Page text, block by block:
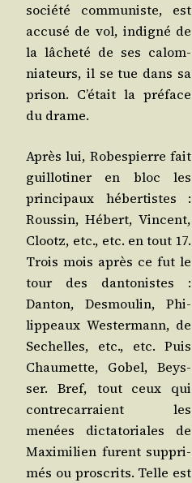
socié­té com­mu­niste, est
accu­sé de vol, indi­gné de
la lâche­té de ses calom­
nia­teurs, il se tue dans sa
pri­son. C’é­tait la pré­face
du drame.
Après lui, Robes­pierre fait
guillo­ti­ner en bloc les
prin­ci­paux héber­tistes :
Rous­sin, Hébert, Vincent,
Clootz, etc., etc. en tout 17.
Trois mois après ce fut le
tour des dan­to­nistes :
Dan­ton, Des­mou­lin, Phi­
lip­peaux Wes­ter­mann, de
Sechelles, etc., etc. Puis
Chau­mette, Gobel, Beys­
ser. Bref, tout ceux qui
contre­car­raient les
menées dic­ta­to­riales de
Maxi­mi­lien furent sup­pri­
més ou pros­crits. Telle est